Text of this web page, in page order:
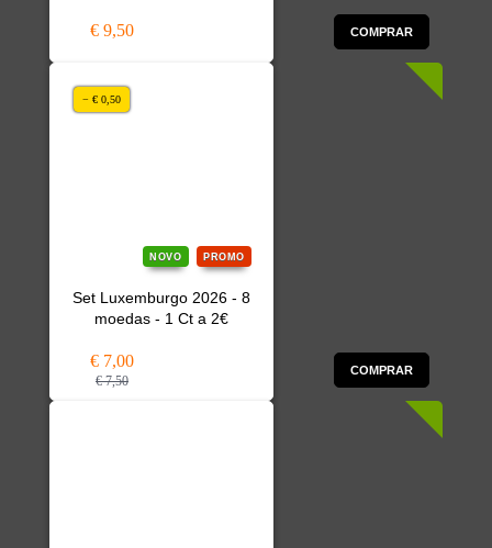
€ 9,50 COMPRAR
NOVO PROMO
Set Luxemburgo 2026 - 8
moedas - 1 Ct a 2€
€ 7,00
€ 7,50
COMPRAR
− € 0,50